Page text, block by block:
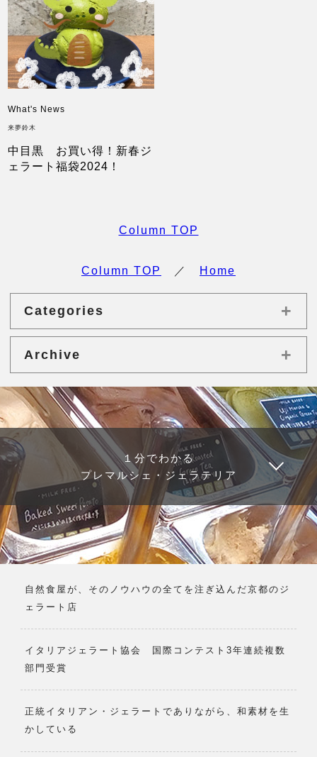
What's News
来夢鈴木
中目黒 お買い得！新春ジ
ェラート福袋2024！
Column TOP
Column TOP ／ Home
Categories +
Archive +
１分でわかる
プレマルシェ・ジェラテリア
自然食屋が、そのノウハウの全てを注ぎ込んだ京都のジ
ェラート店
イタリアジェラート協会 国際コンテスト3年連続複数
部門受賞
正統イタリアン・ジェラートでありながら、和素材を生
かしている